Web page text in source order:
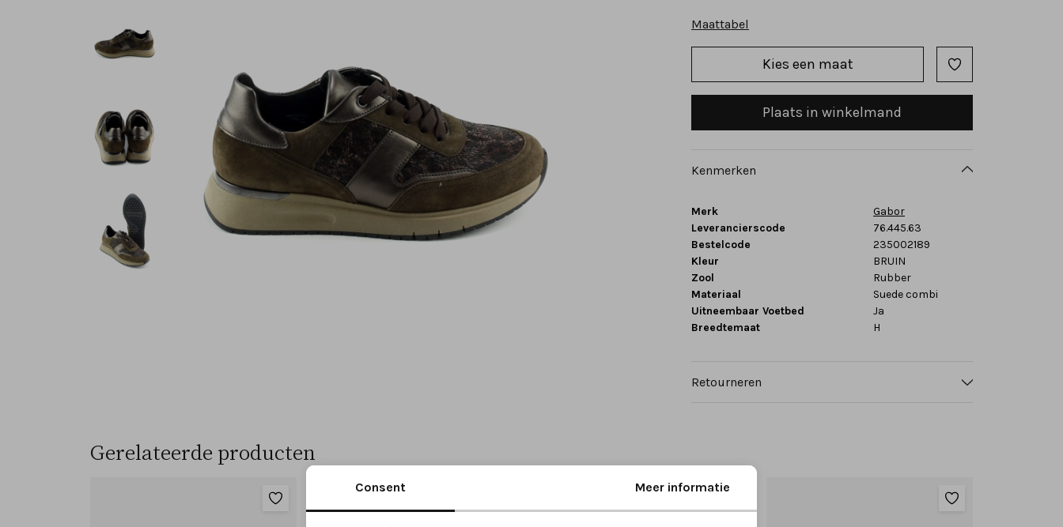
Maattabel
Kies een maat
Plaats in winkelmand
Kenmerken
Merk
Gabor
Leverancierscode
76.445.63
Bestelcode
235002189
Kleur
BRUIN
Zool
Rubber
Materiaal
Suede combi
Uitneembaar Voetbed
Ja
Breedtemaat
H
Retourneren
Gerelateerde producten
Consent Meer informatie